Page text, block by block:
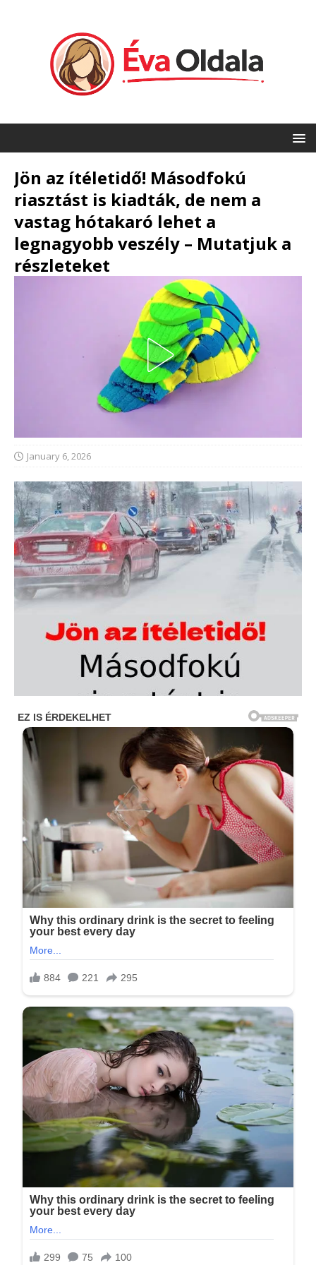
Jön az ítéletidő! Másodfokú
riasztást is kiadták, de nem a
vastag hótakaró lehet a
legnagyobb veszély – Mutatjuk a
részleteket
January 6, 2026